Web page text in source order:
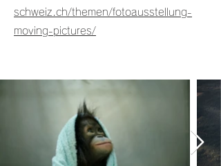
schweiz.ch/themen/fotoausstellung-
moving-pictures/